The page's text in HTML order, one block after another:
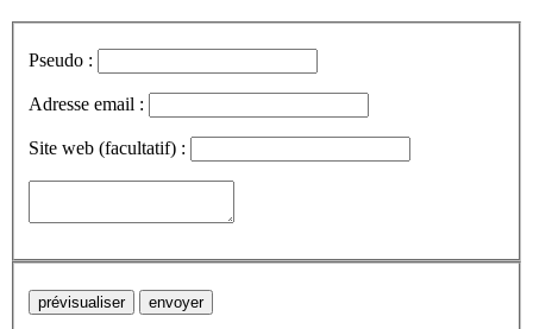
Pseudo :
Adresse email :
Site web (facultatif) :